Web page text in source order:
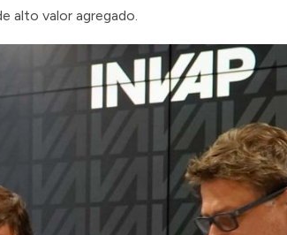
alto valor agregado.